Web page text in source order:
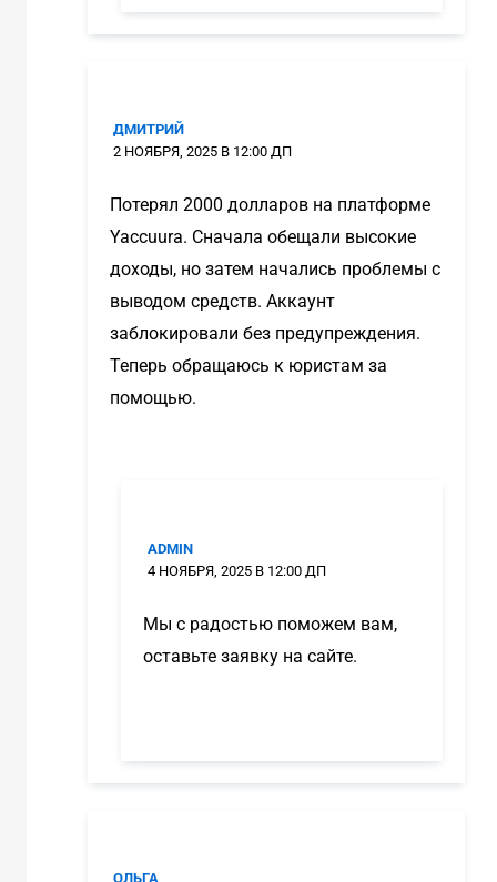
ДМИТРИЙ
2 НОЯБРЯ, 2025 В 12:00 ДП
Потерял 2000 долларов на платформе
Yaccuura. Сначала обещали высокие
доходы, но затем начались проблемы с
выводом средств. Аккаунт
заблокировали без предупреждения.
Теперь обращаюсь к юристам за
помощью.
ADMIN
4 НОЯБРЯ, 2025 В 12:00 ДП
Мы с радостью поможем вам,
оставьте заявку на сайте.
ОЛЬГА